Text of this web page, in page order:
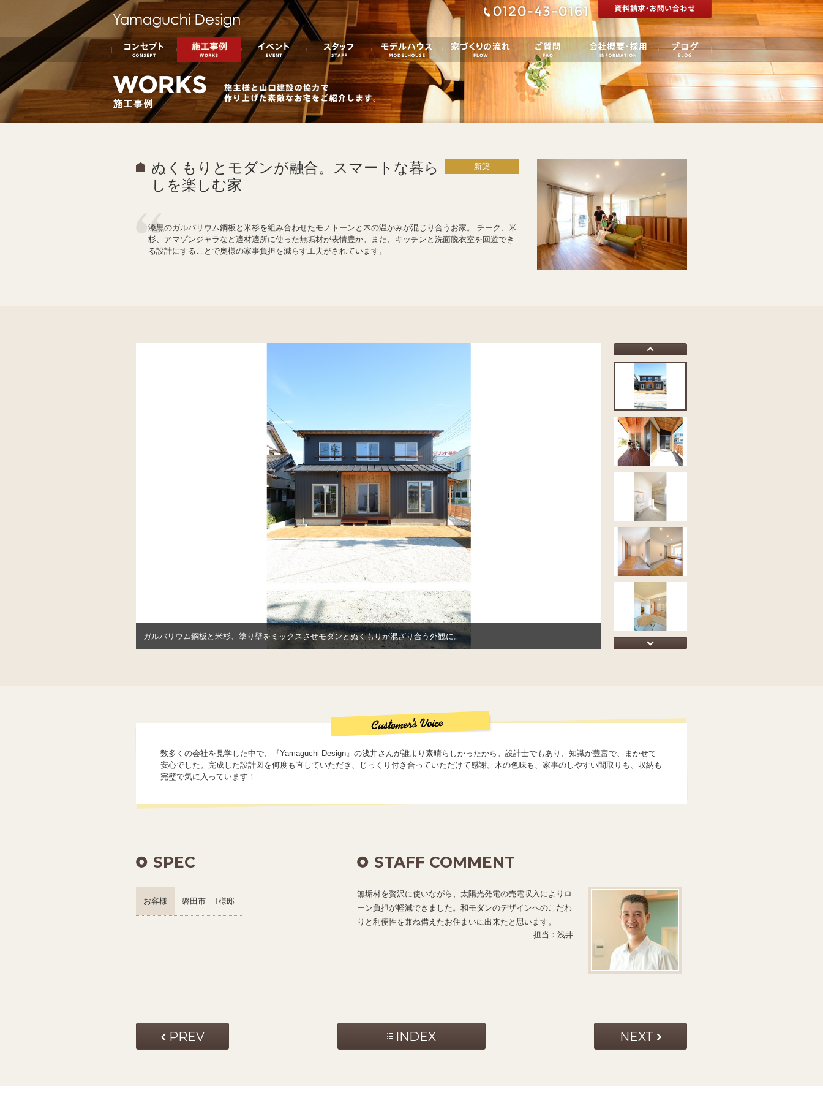
コンセプト 施工事例 イベント／お知らせ スタッフ モデルハウス 家づくりの流れ ご質問 会社概要・採用
新築
ぬくもりとモダンが融合。スマートな暮ら
しを楽しむ家
漆黒のガルバリウム鋼板と米杉を組み合わせたモノトーンと木の温かみが混じり合うお家。 チーク、米
杉、アマゾンジャラなど適材適所に使った無垢材が表情豊か。また、キッチンと洗面脱衣室を回遊でき
る設計にすることで奥様の家事負担を減らす工夫がされています。
ガルバリウム鋼板と米杉、塗り壁をミックスさせモダンとぬくもりが混ざり合う外観に。
数多くの会社を見学した中で、『Yamaguchi Design』の浅井さんが誰より素晴らしかったから。設計士でもあり、知識が豊富で、まかせて
安心でした。完成した設計図を何度も直していただき、じっくり付き合っていただけて感謝。木の色味も、家事のしやすい間取りも、収納も
完璧で気に入っています！
SPEC
お客様 磐田市 T様邸
STAFF COMMENT
無垢材を贅沢に使いながら、太陽光発電の売電収入によりロ
ーン負担が軽減できました。和モダンのデザインへのこだわ
りと利便性を兼ね備えたお住まいに出来たと思います。
担当：浅井
PREV INDEX NEXT